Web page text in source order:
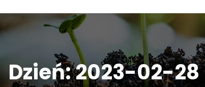
Dzień: 2023-02-28